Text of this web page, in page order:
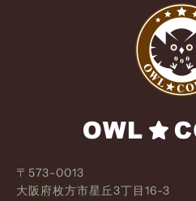
〒573-0013
大阪府枚方市星丘3丁目16-3